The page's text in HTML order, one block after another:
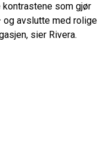
som gjør
og avslutte med rolige
sier Rivera.